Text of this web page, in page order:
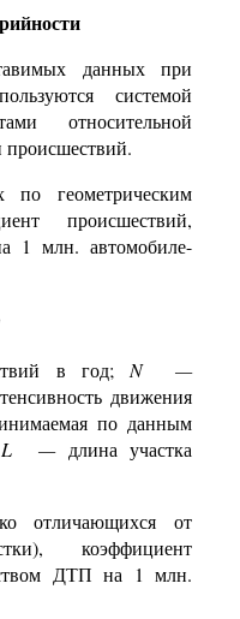
данных при
системой
относительной
по геометрическим
происшествий,
1 млн. автомобиле-
в год; N
—
движения
по данным
L —длина участка
отличающихся от
коэффициент
ДТП на 1 млн.